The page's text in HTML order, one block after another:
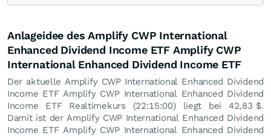
Anlageidee des Amplify CWP International
Enhanced Dividend Income ETF Amplify CWP
International Enhanced Dividend Income ETF
Der aktuelle Amplify CWP International Enhanced Dividend
Income ETF Amplify CWP International Enhanced Dividend
Income ETF Realtimekurs (22:15:00) liegt bei 42,83 $.
Damit ist der Amplify CWP International Enhanced Dividend
Income ETF Amplify CWP International Enhanced Dividend